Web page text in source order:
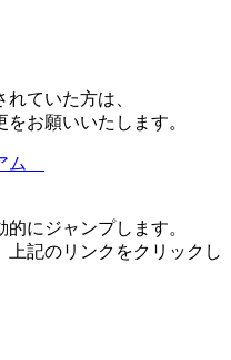
ていた方は、
お願いいたします。
ム
にジャンプします。
上記のリンクをクリックし